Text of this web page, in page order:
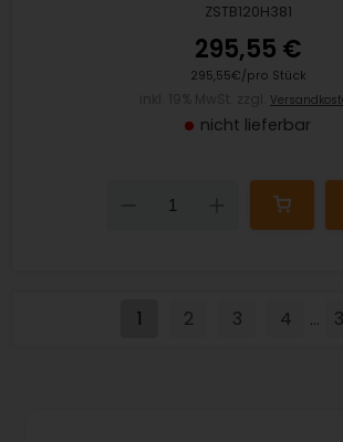
ZSTB120H381
295,55 €
295,55€/pro Stück
nicht lieferbar
Down
1 2 3 4 ...